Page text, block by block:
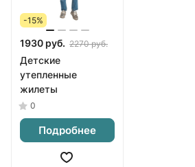
-15%
1930 руб. 2270 руб.
Детские
утепленные
жилеты
0
Подробнее